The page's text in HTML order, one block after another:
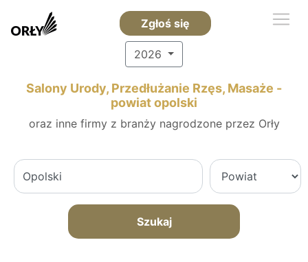
Zgłoś się
2026
Salony Urody, Przedłużanie Rzęs, Masaże -
powiat opolski
oraz inne firmy z branży nagrodzone przez Orły
Szukaj